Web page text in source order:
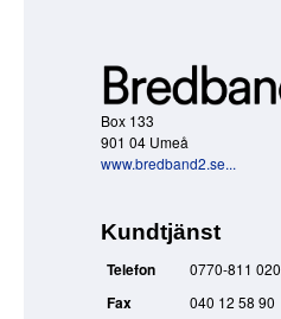
Box 133
901 04 Umeå
www.bredband2.se...
Kundtjänst
Telefon 0770-811 020
Fax 040 12 58 90